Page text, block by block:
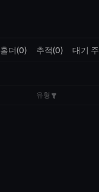
홀더(0) 추적(0) 대기
유형